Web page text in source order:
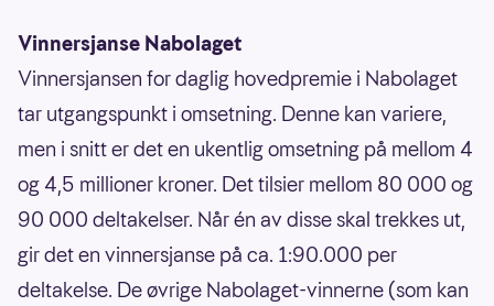
Vinnersjanse Nabolaget
Vinnersjansen for daglig hovedpremie i Nabolaget
tar utgangspunkt i omsetning. Denne kan variere,
men i snitt er det en ukentlig omsetning på mellom 4
og 4,5 millioner kroner. Det tilsier mellom 80 000 og
90 000 deltakelser. Når én av disse skal trekkes ut,
gir det en vinnersjanse på ca. 1:90.000 per
deltakelse. De øvrige Nabolaget-vinnerne (som kan